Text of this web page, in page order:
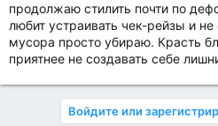
продолжаю стилить почти по
любит устраивать чек-рейзы и не
мусора просто убираю. Красть
приятнее не создавать себе
Войдите или